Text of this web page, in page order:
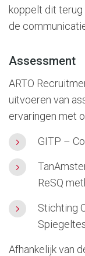
koppelt dit terug
de
Assessment
ARTO
uitvoeren van
ervaringen met
GITP –
ReSQ
Stichting
Afhankelijk van